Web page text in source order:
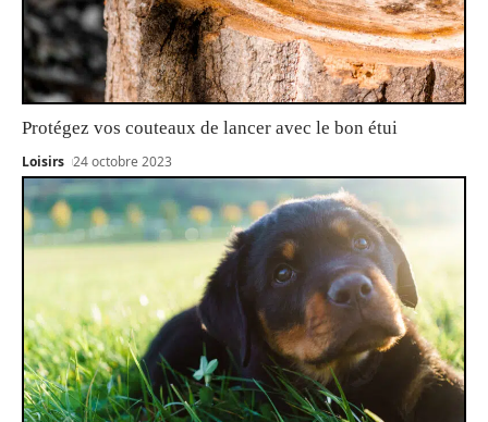
Protégez vos couteaux de lancer avec le bon étui
Loisirs 24 octobre 2023